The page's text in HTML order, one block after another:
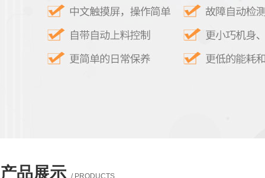
产品展示 / PRODUCTS